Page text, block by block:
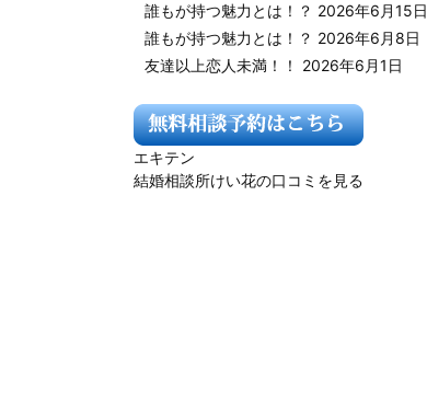
誰もが持つ魅力とは！？ 2026年6月15日
誰もが持つ魅力とは！？ 2026年6月8日
友達以上恋人未満！！
2026年6月1日
エキテン
結婚相談所けい花の口コミを見る